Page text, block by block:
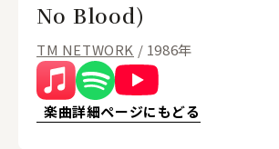
No Blood)
TM NETWORK / 1986年
楽曲詳細ページにもどる